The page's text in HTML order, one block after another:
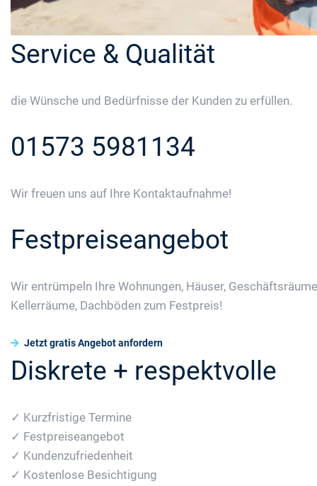
Service & Qualität
die Wünsche und Bedürfnisse der Kunden zu erfüllen.
01573 5981134
Wir freuen uns auf Ihre Kontaktaufnahme!
Festpreiseangebot
Wir entrümpeln Ihre Wohnungen, Häuser,
Kellerräume, Dachböden zum Festpreis!
Jetzt gratis Angebot anfordern
Diskrete + respektvolle
✓ Kurzfristige Termine
✓ Festpreiseangebot
✓ Kundenzufriedenheit
✓ Kostenlose Besichtigung